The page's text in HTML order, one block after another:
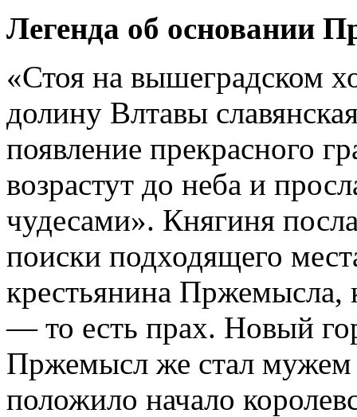
Легенда об основании
«Стоя на вышеградском
долину Влтавы
появление прекрасного
возрастут до неба и
чудесами». Княгиня
поиски подходящего
крестьянина Пржемысла,
— то есть прах. Новый
Пржемысл же стал
положило начало